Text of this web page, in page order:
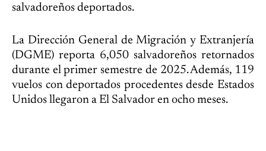
salvadoreños deportados.
La Dirección General de Migración y Extranjería
(DGME) reporta 6,050 salvadoreños retornados
durante el primer semestre de 2025. Además, 119
vuelos con deportados procedentes desde Estados
Unidos llegaron a El Salvador en ocho meses.